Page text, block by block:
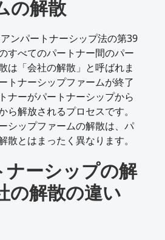
の解散
ンパートナーシップ法の第39
すべてのパートナー間のパー
は「会社の解散」と呼ばれま
トナーシップファームが終了
ナーがパートナーシップから
ら解放されるプロセスです。
シップファームの解散は、パ
散とはまったく異なります。
ナーシップの解
の解散の違い